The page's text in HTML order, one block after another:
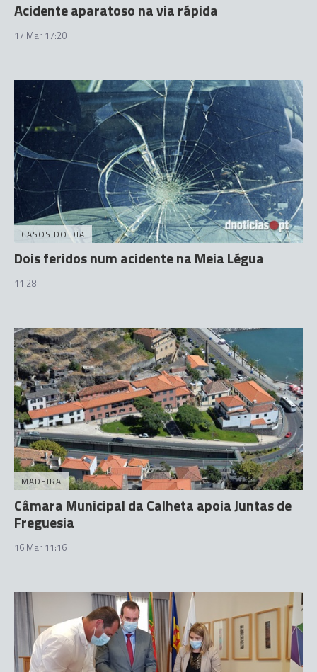
Acidente aparatoso na via rápida
17 Mar 17:20
CASOS DO DIA
Dois feridos num acidente na Meia Légua
11:28
MADEIRA
Câmara Municipal da Calheta apoia Juntas de
Freguesia
16 Mar 11:16